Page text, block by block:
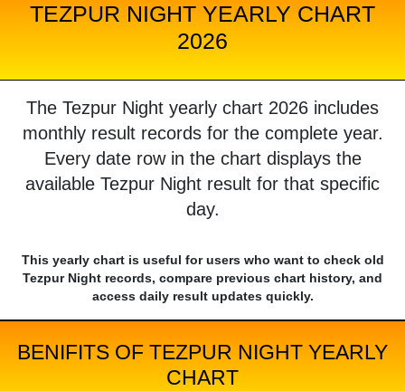
TEZPUR NIGHT YEARLY CHART
2026
The Tezpur Night yearly chart 2026 includes
monthly result records for the complete year.
Every date row in the chart displays the
available Tezpur Night result for that specific
day.
This yearly chart is useful for users who want to check old
Tezpur Night records, compare previous chart history, and
access daily result updates quickly.
BENIFITS OF TEZPUR NIGHT YEARLY
CHART